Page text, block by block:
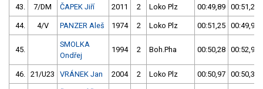
43. 7/DM ČAPEK Jiří 2011 2 Loko Plz 00:49,89 00:51,28
44. 4/V PANZER Aleš 1974 2 Loko Plz 00:51,25 00:49,92
45.
SMOLKA
Ondřej
1994 2 Boh.Pha 00:50,28 00:52,97
46. 21/U23 VRÁNEK Jan 2004 2 Loko Plz 00:50,97 00:50,36